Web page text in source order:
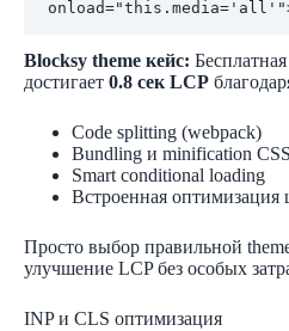
Blocksy theme кейс:
достигает 0.8 сек LCP
Code splitting (webpack)
Bundling и minification
Smart conditional loading
Встроенная оптимизация
Просто выбор правильной
улучшение LCP без особых
INP и CLS оптимизация